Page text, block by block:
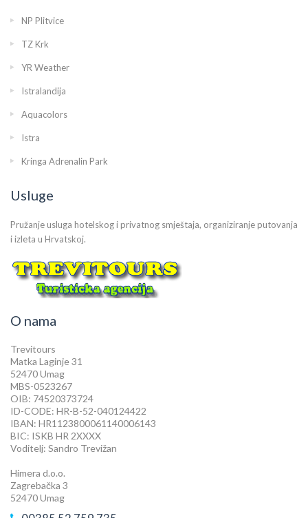
NP Plitvice
TZ Krk
YR Weather
Istralandija
Aquacolors
Istra
Kringa Adrenalin Park
Usluge
Pružanje usluga hotelskog i privatnog smještaja, organiziranje putovanja
i izleta u Hrvatskoj.
O nama
Trevitours
Matka Laginje 31
52470 Umag
MBS-0523267
OIB: 74520373724
ID-CODE: HR-B-52-040124422
IBAN: HR1123800061140006143
BIC: ISKB HR 2XXXX
Voditelj: Sandro Trevižan
Himera d.o.o.
Zagrebačka 3
52470 Umag